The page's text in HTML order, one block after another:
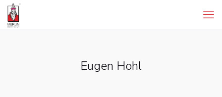
Eugen Hohl